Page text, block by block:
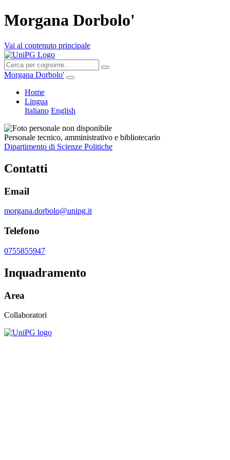
Morgana Dorbolo'
Vai al contenuto principale
Morgana Dorbolo'
Home
Lingua
Italiano English
Personale tecnico, amministrativo e bibliotecario
Dipartimento di Scienze Politiche
Contatti
Email
morgana.dorbolo@unipg.it
Telefono
0755855947
Inquadramento
Area
Collaboratori